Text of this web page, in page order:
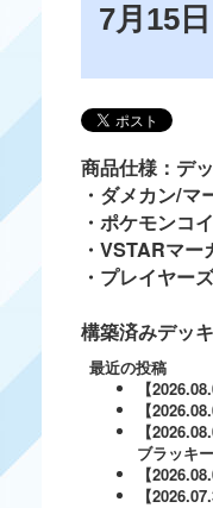
7月15
商品仕様：デ
・ダメカ
・ポケ
・VSTARマー
・プレイヤー
構築済みデッ
最近の投稿
【
【
【
ブラッキー
【
【